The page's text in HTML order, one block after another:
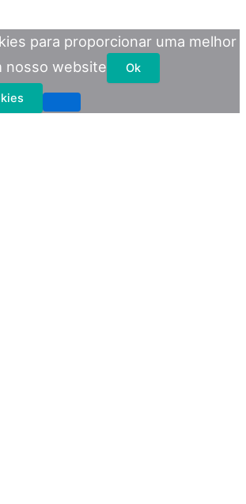
para proporcionar uma melhor
nosso website
Ok